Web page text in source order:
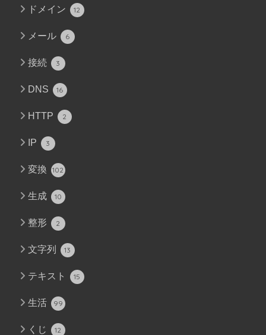
ドメイン 12
メール 6
接続 3
DNS 16
HTTP 2
IP 3
変換 102
生成 10
整形 2
文字列 13
テキスト 15
生活 99
くじ 12